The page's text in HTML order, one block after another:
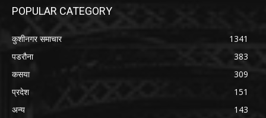
POPULAR CATEGORY
कुशीनगर समाचार
1341
पडरौना
383
कसया
309
प्रदेश
151
अन्य
143